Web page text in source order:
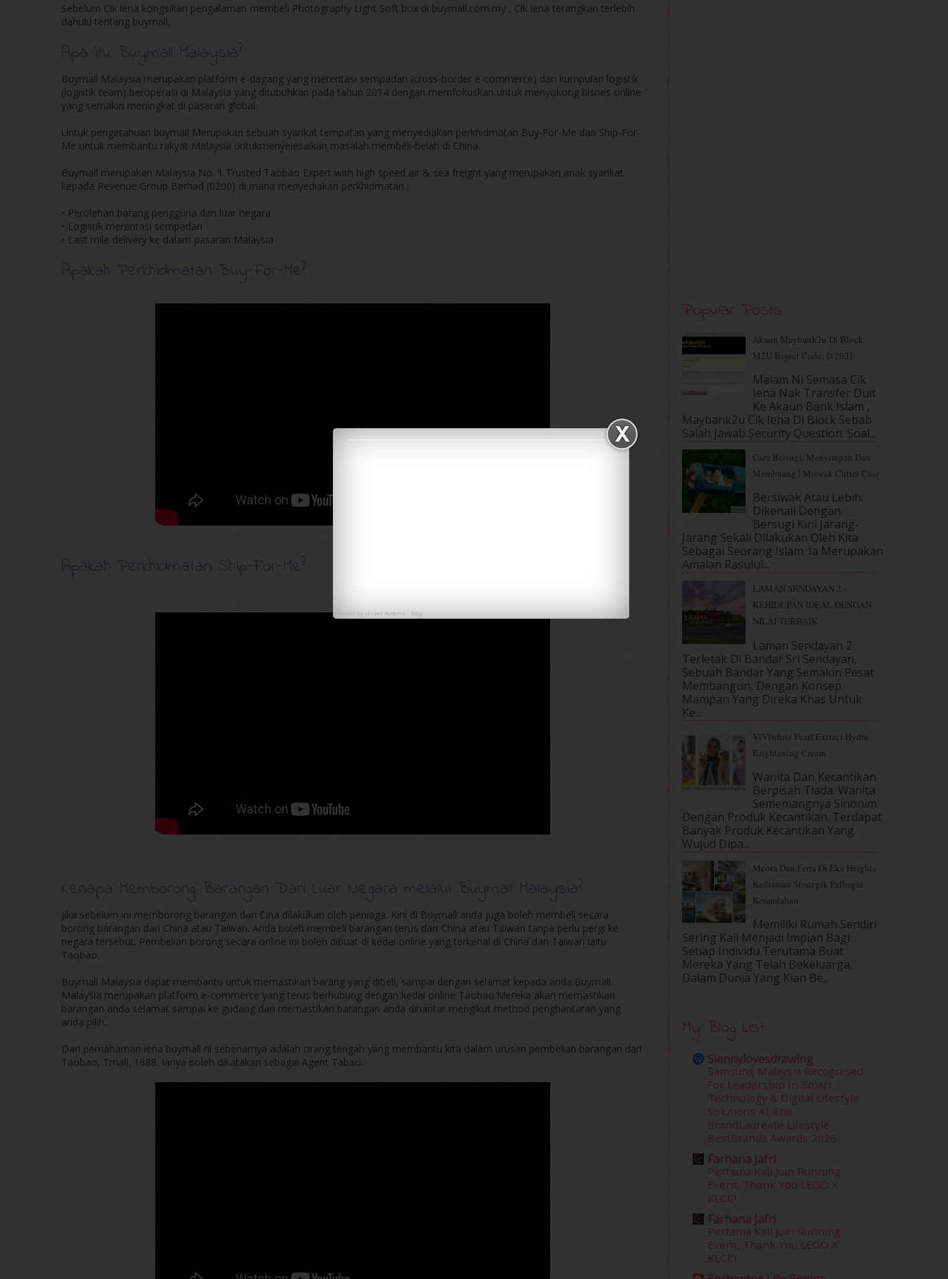
Sebelum Cik iena kongsikan pengalaman membeli Photography Light Soft box di buymall.com.my , Cik iena terangkan terlebih
dahulu tentang buymall.
Apa itu Buymall Malaysia?
Buymall Malaysia merupakan platform e-dagang yang merentasi sempadan (cross-border e-commerce) dan kumpulan logistik
(logistik team) beroperasi di Malaysia yang ditubuhkan pada tahun 2014 dengan memfokuskan untuk menyokong bisnes online
yang semakin meningkat di pasaran global.
Untuk pengetahuan buymall Merupakan sebuah syarikat tempatan yang menyediakan perkhidmatan Buy-For-Me dan Ship-For-
Me untuk membantu rakyat Malaysia untukmenyelesaikan masalah membeli-belah di China.
Buymall merupakan Malaysia No. 1 Trusted Taobao Expert with high speed air & sea freight yang merupakan anak syarikat
kepada Revenue Group Berhad (0200) di mana menyediakan perkhidmatan :
• Perolehan barang pengguna dari luar negara
• Logistik merentasi sempadan
• Last mile delivery ke dalam pasaran Malaysia
Apakah Perkhidmatan Buy-For-Me?
Apakah Perkhidmatan Ship-For-Me?
Kenapa Memborong Barangan Dari Luar Negara melalui Buymall Malaysia?
Jika sebelum ini memborong barangan dari Cina dilakukan oleh peniaga. Kini di Buymall anda juga boleh membeli secara
borong barangan dari China atau Taiwan. Anda boleh membeli barangan terus dari China atau Taiwan tanpa perlu pergi ke
negara tersebut. Pembelian borong secara online ini boleh dibuat di kedai online yang terkenal di China dan Taiwan iaitu
Taobao.
Buymall Malaysia dapat membantu untuk memastikan barang yang dibeli, sampai dengan selamat kepada anda.Buymall
Malaysia merupakan platform e-commerce yang terus berhubung dengan kedai online Taobao.Mereka akan memastikan
barangan anda selamat sampai ke gudang dan memastikan barangan anda dihantar mengikut method penghantaran yang
anda pilih.
Dari pemahaman iena buymall ni sebenarnya adalah orang tengah yang membantu kita dalam urusan pembelian barangan dari
Taobao, Tmall, 1688. Ianya boleh dikatakan sebagai Agent Tabao.
Powered by Jasper Roberts - Blog
Popular Posts
Akaun Maybank2u Di Block :
M2U Reject Code: [1202]
Malam Ni Semasa Cik
Iena Nak Transfer Duit
Ke Akaun Bank Islam ,
Maybank2u Cik Iena Di Block Sebab
Salah Jawab Security Question. Soal...
Cara Bersugi, Menyimpan Dan
Membuang | Miswak Cutter Case
Bersiwak Atau Lebih
Dikenali Dengan
Bersugi Kini Jarang-
Jarang Sekali Dilakukan Oleh Kita
Sebagai Seorang Islam. Ia Merupakan
Amalan Rasulul...
LAMAN SENDAYAN 2 -
KEHIDUPAN IDEAL DENGAN
NILAI TERBAIK
Laman Sendayan 2
Terletak Di Bandar Sri Sendayan,
Sebuah Bandar Yang Semakin Pesat
Membangun, Dengan Konsep
Mampan Yang Direka Khas Untuk
Ke...
ViViwhite Pearl Extract Hydra
Brightening Cream
Wanita Dan Kecantikan
Berpisah Tiada. Wanita
Sememangnya Sinonim
Dengan Produk Kecantikan. Terdapat
Banyak Produk Kecantikan Yang
Wujud Dipa...
Meora Dan Ferra Di Eka Heights
Kediaman Strategik Pelbagai
Kemudahan
Memiliki Rumah Sendiri
Sering Kali Menjadi Impian Bagi
Setiap Individu Terutama Buat
Mereka Yang Telah Bekeluarga.
Dalam‍ Dunia Yang Kian Be...
My Blog List
Siennylovesdrawing
Samsung Malaysia Recognised
For Leadership In Smart
Technology & Digital Lifestyle
Solutions At The
BrandLaureate Lifestyle
BestBrands Awards 2026
Farhana Jafri
Pertama Kali Join Running
Event, Thank You LEGO X
KLCC!
Farhana Jafri
Pertama Kali Join Running
Event, Thank You LEGO X
KLCC!